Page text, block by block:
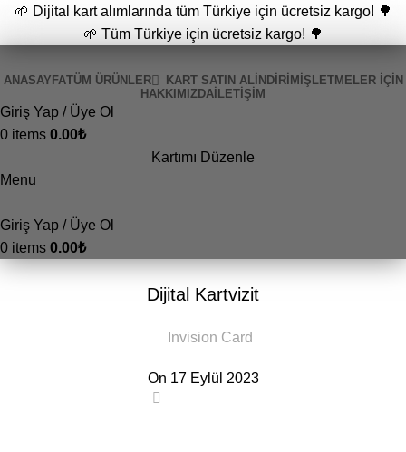
🌱 Dijital kart alımlarında tüm Türkiye için ücretsiz kargo! 🌳
🌱 Tüm Türkiye için ücretsiz kargo! 🌳
ANASAYFATÜM ÜRÜNLER KART SATIN ALİNDİRİM İŞLETMELER İÇIN
HAKKIMIZDA İLETIŞIM
Giriş Yap / Üye Ol
0 items 0.00₺
Kartımı Düzenle
Menu
Giriş Yap / Üye Ol
0 items 0.00₺
Dijital Kartvizit
Invision Card
On 17 Eylül 2023